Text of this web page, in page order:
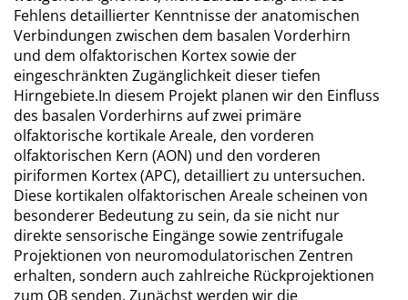
Fehlens detaillierter Kenntnisse der anatomischen
Verbindungen zwischen dem basalen Vorderhirn
und dem olfaktorischen Kortex sowie der
eingeschränkten Zugänglichkeit dieser tiefen
Hirngebiete.In diesem Projekt planen wir den Einfluss
des basalen Vorderhirns auf zwei primäre
olfaktorische kortikale Areale, den vorderen
olfaktorischen Kern (AON) und den vorderen
piriformen Kortex (APC), detailliert zu untersuchen.
Diese kortikalen olfaktorischen Areale scheinen von
besonderer Bedeutung zu sein, da sie nicht nur
direkte sensorische Eingänge sowie zentrifugale
Projektionen von neuromodulatorischen Zentren
erhalten, sondern auch zahlreiche Rückprojektionen
zum OB senden. Zunächst werden wir die